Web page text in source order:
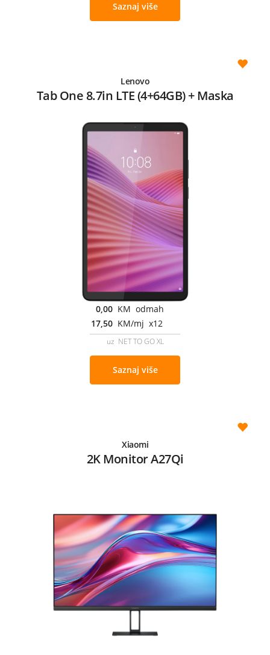
Saznaj više
Lenovo
Tab One 8.7in LTE (4+64GB) + Maska
0,00 KM odmah
17,50 KM/mj x12
uz NET TO GO XL
Saznaj više
Xiaomi
2K Monitor A27Qi